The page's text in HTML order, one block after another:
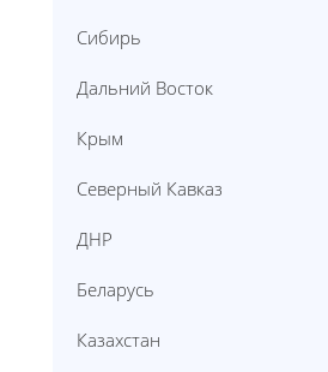
Сибирь
Дальний Восток
Крым
Северный Кавказ
ДНР
Беларусь
Казахстан